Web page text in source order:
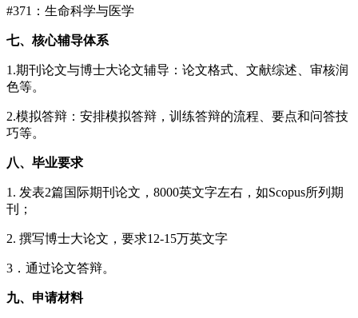
#371：生命科学与医学
七、核心辅导体系
1.期刊论文与博士大论文辅导：论文格式、文献综述、审核润
色等。
2.模拟答辩：安排模拟答辩，训练答辩的流程、要点和问答技
巧等。
八、毕业要求
1. 发表2篇国际期刊论文，8000英文字左右，如Scopus所列期
刊；
2. 撰写博士大论文，要求12-15万英文字
3．通过论文答辩。
九、申请材料